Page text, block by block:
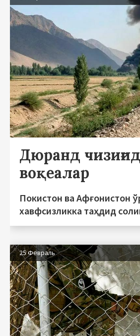
Дюранд
воқеалар
Покистон ва Афғонистон
хавфсизликка таҳдид
25 Февраль